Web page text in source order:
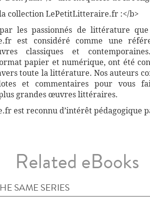
collection LePetitLitteraire.fr :</b>
les passionnés de littérature
est considéré comme une
classiques et
papier et numérique, ont été
toute la littérature. Nos auteurs
et commentaires pour vous
grandes œuvres littéraires.
est reconnu d’intérêt pédagogique
Related eBooks
SAME SERIES